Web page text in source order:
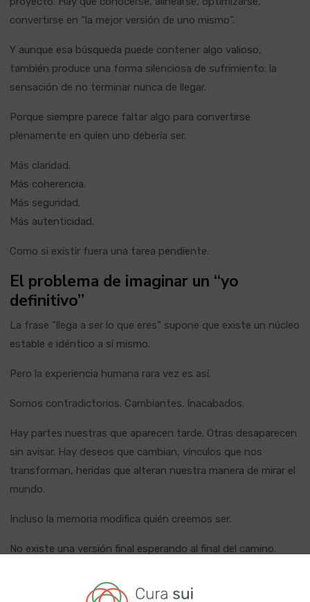
convertirse en “la mejor versión de uno mismo”.
Y aunque esa búsqueda puede contener algo valioso,
también produce una forma silenciosa de sufrimiento: la
sensación de no terminar nunca de llegar.
Porque siempre parece faltar algo para convertirse
plenamente en quien uno debería ser.
Más claridad.
Más coherencia.
Más seguridad.
Más autenticidad.
Como si existir fuera una tarea pendiente.
El problema de imaginar un “yo
definitivo”
La frase “llega a ser lo que eres” supone que existe un núcleo
estable e idéntico a sí mismo.
Pero la experiencia humana rara vez es así.
Somos contradictorios. Cambiantes. Inacabados.
Hay partes nuestras que aparecen tarde. Otras desaparecen
sin avisar. Hay deseos que cambian, vínculos que nos
transforman, heridas que alteran nuestra manera de mirar el
mundo.
Incluso la memoria modifica quién creemos ser.
No existe una versión final esperando al final del camino.